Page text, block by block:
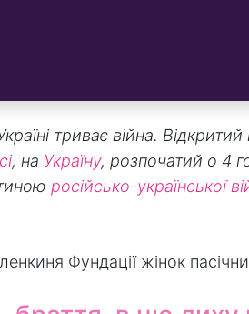
триває війна.
, на Україну, розпочатий о 4
російсько-української
Фундації жінок